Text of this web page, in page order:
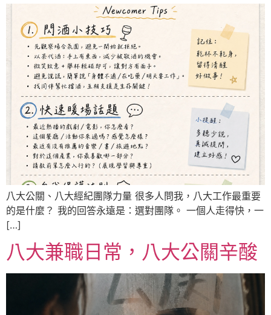
八大公關、八大經紀團隊力量 很多人問我，八大工作最重要
的是什麼？ 我的回答永遠是：選對團隊。 一個人走得快，一
[…]
八大兼職日常，八大公關辛酸